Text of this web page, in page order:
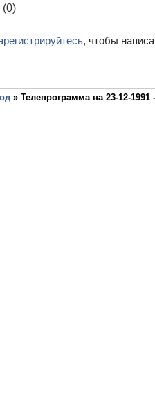
(0)
, чтобы
» Телепрограмма на 23-12-1991